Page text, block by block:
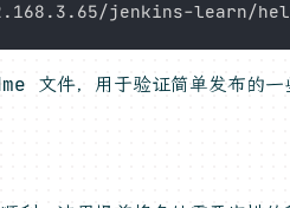
文件，用于验证简单发布的一